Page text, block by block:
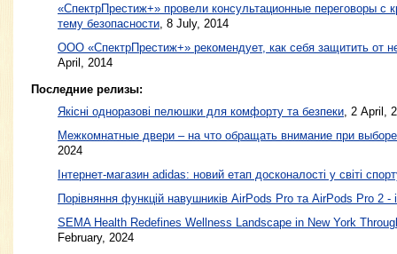
«СпектрПрестиж+» провели консультационные переговоры с
тему безопасности 8 July, 2014
ООО «СпектрПрестиж+» рекомендует, как себя защитить от
April, 2014
Последние релизы:
Якісні одноразові пелюшки для комфорту та безпеки , 2 April,
Межкомнатные двери – на что обращать внимание при
2024
Інтернет-магазин adidas: новий етап досконалості у світі
Порівняння функцій навушників AirPods Pro та AirPods Pro 2 -
SEMA Health Redefines Wellness Landscape in New York
February, 2024